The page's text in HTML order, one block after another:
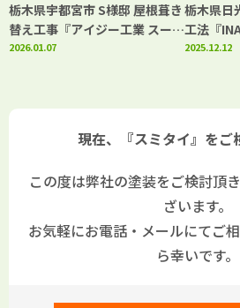
栃木県宇都宮市 S様邸 屋根葺き
替え工事『アイジー工業 スーパ
ーガルテクト』・ベランダ改修
2026.01.07
栃木県日
工法『
ランビー
2025.12.12
現在、『スミタイ』をご
この度は弊社の塗装をご検討頂
ざいます。
お気軽にお電話・メールにてご
ら幸いです。